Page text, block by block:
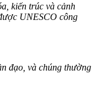
kiến trúc và cảnh
UNESCO công
đạo, và chúng thường